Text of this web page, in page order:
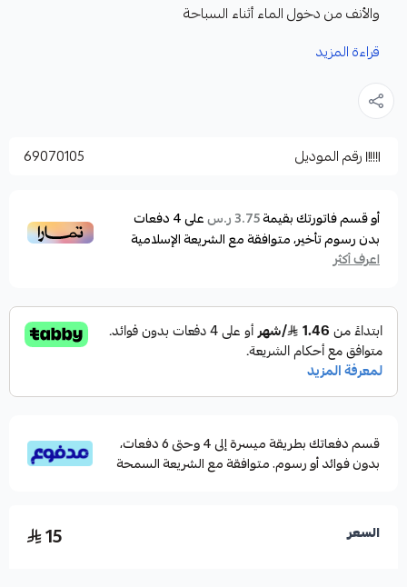
والأنف من دخول الماء أثناء السباحة
اللين وتأتي بتصميم مرن لتتناسب مع حجم الأذن،
سدادة الأنف تكون صغيرة الحجم ومصنوعة من نفس
المادة، حيث تغطي فتحات الأنف برفق.
لتوفير تجربة مريحة وآمنة.
قراءة المزيد
رقم الموديل 69070105
أو قسم فاتورتك بقيمة3.75 ر.س على4دفعات
بدون رسوم تأخير، متوافقة مع الشريعة الإسلامية
اعرف أكثر
قسم دفعاتك بطريقة ميسرة إلى 4 وحتى 6 دفعات،
بدون فوائد أو رسوم. متوافقة مع الشريعة السمحة
السعر 15